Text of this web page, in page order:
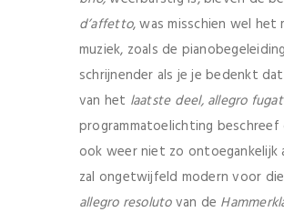
d’affetto, was misschien wel
muziek, zoals de
schrijnender als je je bedenkt
van het laatste deel, allegro
programmatoelichting
ook weer niet zo ontoegankelijk
zal ongetwijfeld modern voor
allegro resolutovan de